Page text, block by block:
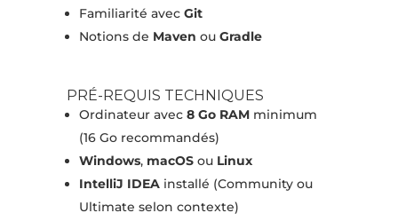
Familiarité avec Git
Notions de Maven ou Gradle
PRÉ-REQUIS TECHNIQUES
Ordinateur avec 8 Go RAMminimum
(16 Go recommandés)
Windows, macOSou Linux
IntelliJ IDEAinstallé (Community ou
Ultimate selon contexte)